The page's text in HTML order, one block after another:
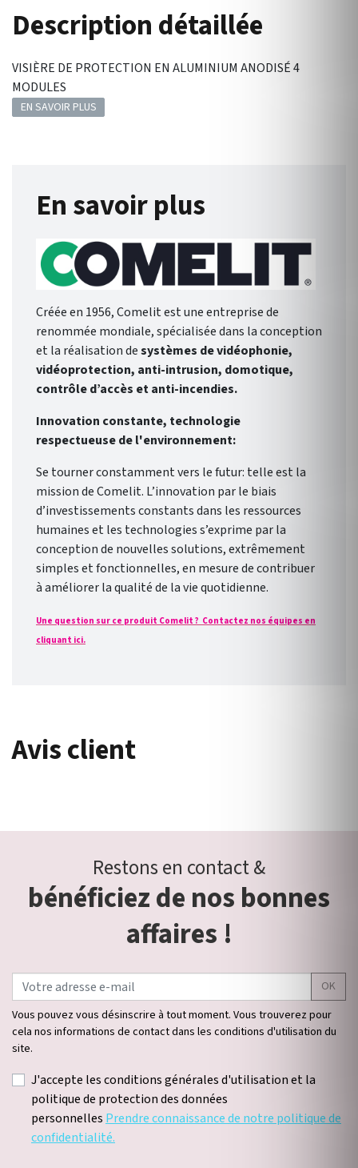
Description détaillée
VISIÈRE DE PROTECTION EN ALUMINIUM ANODISÉ 4
MODULES
EN SAVOIR PLUS
En savoir plus
Créée en 1956, Comelit est une entreprise de
renommée mondiale, spécialisée dans la conception
et la réalisation desystèmes de vidéophonie,
vidéoprotection, anti-intrusion, domotique,
contrôle d’accès et anti-incendies.
Innovation constante, technologie
respectueuse de l'environnement:
Se tourner constamment vers le futur: telle est la
mission de Comelit. L’innovation par le biais
d’investissements constants dans les ressources
humaines et les technologies s’exprime par la
conception de nouvelles solutions, extrêmement
simples et fonctionnelles, en mesure de contribuer
à améliorer la qualité de la vie quotidienne.
Une question sur ce produit Comelit ? Contactez nos équipes en
cliquant ici.
Avis client
Restons en contact &
bénéficiez de nos bonnes
affaires !
OK
Vous pouvez vous désinscrire à tout moment. Vous trouverez pour
cela nos informations de contact dans les conditions d'utilisation du
site.
J'accepte les conditions générales d'utilisation et la
politique de protection des données
personnelles Prendre connaissance de notre politique de
confidentialité.